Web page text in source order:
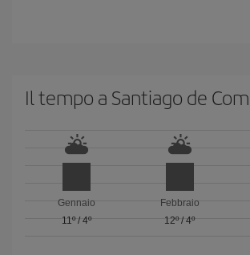
Il tempo a Santiago de
Gennaio
11º/ 4º
Febbraio
12º/ 4º